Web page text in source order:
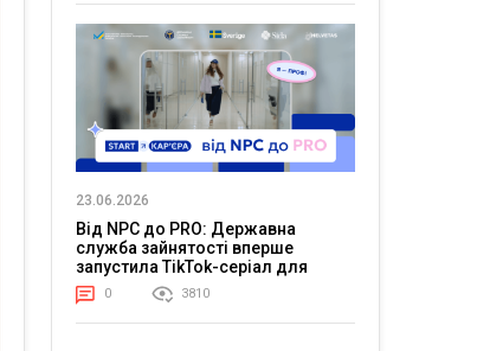
23.06.2026
Від NPC до PRO: Державна
служба зайнятості вперше
запустила TikTok-серіал для
молоді
0 3810